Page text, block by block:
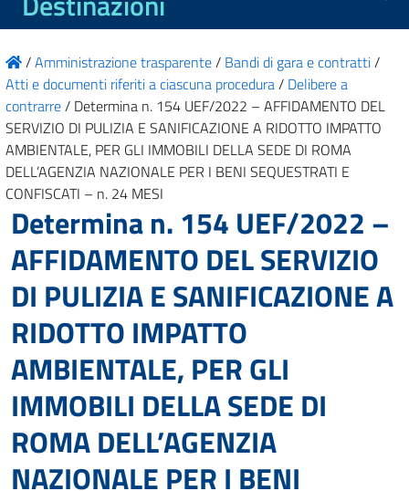
/Amministrazione trasparente/ Bandi di gara e contratti/
Atti e documenti riferiti a ciascuna procedura/ Delibere a
contrarre/ Determina n. 154 UEF/2022 – AFFIDAMENTO DEL
SERVIZIO DI PULIZIA E SANIFICAZIONE A RIDOTTO IMPATTO
AMBIENTALE, PER GLI IMMOBILI DELLA SEDE DI ROMA
DELL’AGENZIA NAZIONALE PER I BENI SEQUESTRATI E
CONFISCATI – n. 24 MESI
Determina n. 154 UEF/2022 –
AFFIDAMENTO DEL SERVIZIO
DI PULIZIA E SANIFICAZIONE A
RIDOTTO IMPATTO
AMBIENTALE, PER GLI
IMMOBILI DELLA SEDE DI
ROMA DELL’AGENZIA
NAZIONALE PER I BENI